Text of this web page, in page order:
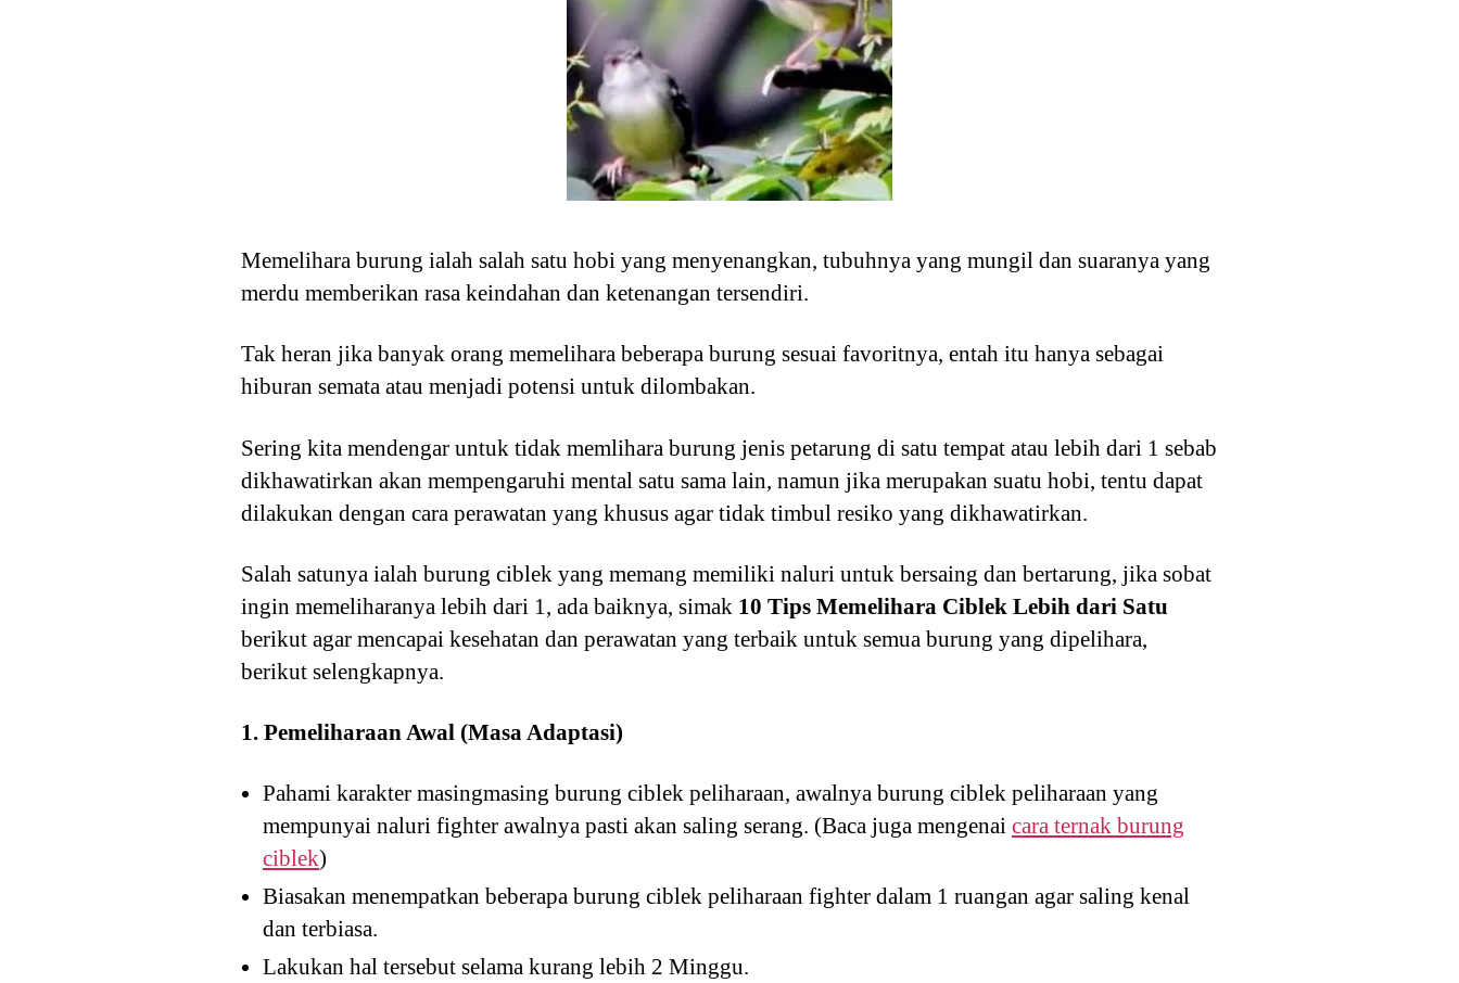
Memelihara burung ialah salah satu hobi yang menyenangkan, tubuhnya yang mungil dan suaranya yang
merdu memberikan rasa keindahan dan ketenangan tersendiri.
Tak heran jika banyak orang memelihara beberapa burung sesuai favoritnya, entah itu hanya sebagai
hiburan semata atau menjadi potensi untuk dilombakan.
Sering kita mendengar untuk tidak memlihara burung jenis petarung di satu tempat atau lebih dari 1 sebab
dikhawatirkan akan mempengaruhi mental satu sama lain, namun jika merupakan suatu hobi, tentu dapat
dilakukan dengan cara perawatan yang khusus agar tidak timbul resiko yang dikhawatirkan.
Salah satunya ialah burung ciblek yang memang memiliki naluri untuk bersaing dan bertarung, jika sobat
ingin memeliharanya lebih dari 1, ada baiknya, simak 10 Tips Memelihara Ciblek Lebih dari Satu
berikut agar mencapai kesehatan dan perawatan yang terbaik untuk semua burung yang dipelihara,
berikut selengkapnya.
1. Pemeliharaan Awal (Masa Adaptasi)
Pahami karakter masingmasing burung ciblek peliharaan, awalnya burung ciblek peliharaan yang
mempunyai naluri fighter awalnya pasti akan saling serang. (Baca juga mengenai cara ternak burung
ciblek)
Biasakan menempatkan beberapa burung ciblek peliharaan fighter dalam 1 ruangan agar saling kenal
dan terbiasa.
Lakukan hal tersebut selama kurang lebih 2 Minggu.